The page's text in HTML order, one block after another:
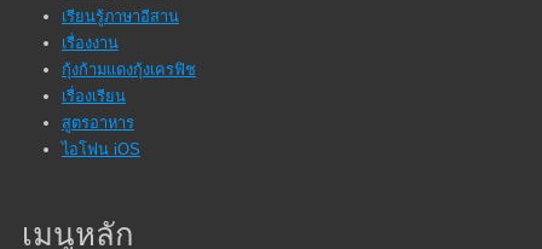
เรียนรู้ภาษาอีสาน
เรื่องงาน
กุ้งก้ามแดงกุ้งเครฟิช
เรื่องเรียน
สูตรอาหาร
ไอโฟน iOS
เมนูหลัก